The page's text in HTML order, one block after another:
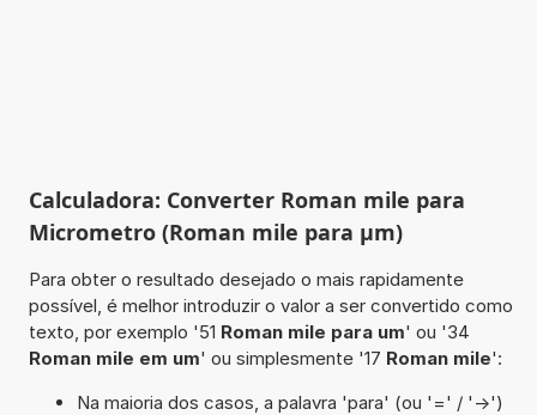
Calculadora: Converter Roman mile para
Micrometro (Roman mile para µm)
Para obter o resultado desejado o mais rapidamente
possível, é melhor introduzir o valor a ser convertido como
texto, por exemplo '51 Roman mile para um' ou '34
Roman mile em um' ou simplesmente '17 Roman mile':
Na maioria dos casos, a palavra 'para' (ou '=' / '->')